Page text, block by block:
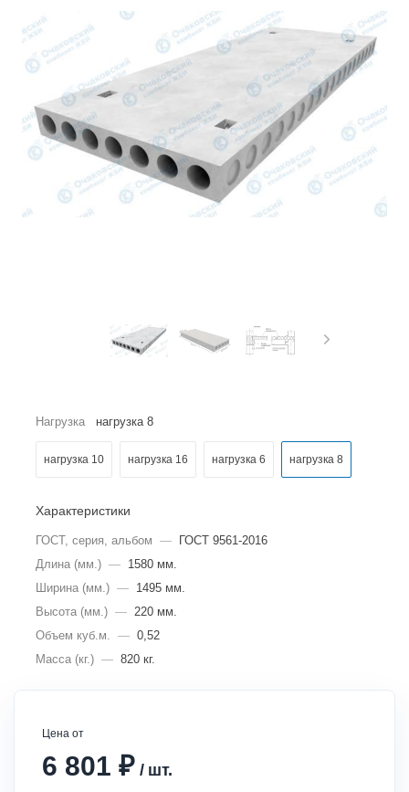
Нагрузка нагрузка 8
нагрузка 10 нагрузка 16 нагрузка 6 нагрузка 8
Характеристики
ГОСТ, серия, альбом —
ГОСТ 9561-2016
Длина (мм.) — 1580 мм.
Ширина (мм.) — 1495 мм.
Высота (мм.) — 220 мм.
Объем куб.м. — 0,52
Масса (кг.) — 820 кг.
Цена от
6 801 ₽ / шт.